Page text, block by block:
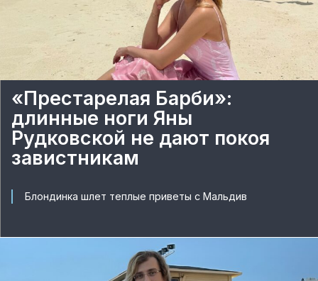
«Престарелая Барби»:
длинные ноги Яны
Рудковской не дают покоя
завистникам
Блондинка шлет теплые приветы с Мальдив